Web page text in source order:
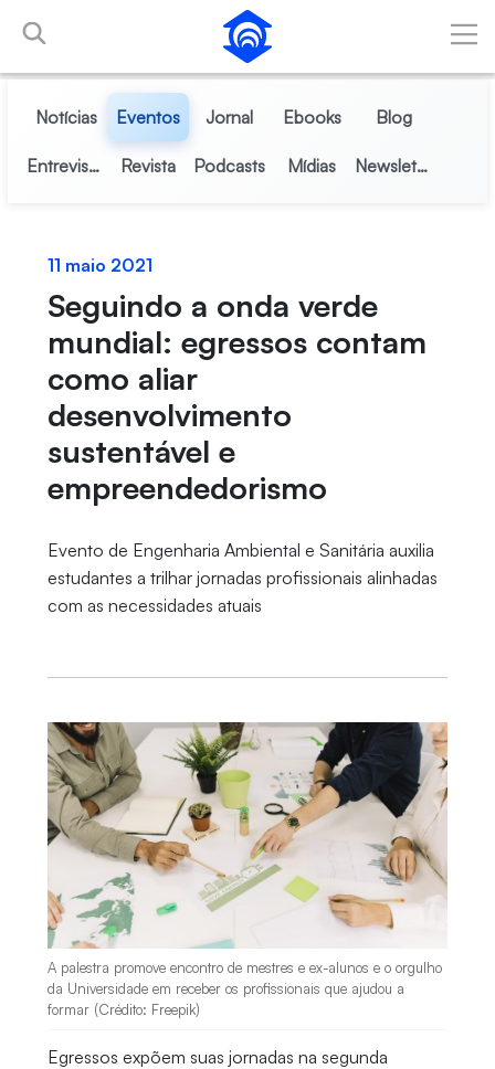
Pular para o Conteúdo principal
Notícias Eventos Jornal Ebooks Blog
Entrevistas Revista Podcasts Mídias Newsletter
11 maio 2021
Seguindo a onda verde
mundial: egressos contam
como aliar
desenvolvimento
sustentável e
empreendedorismo
Evento de Engenharia Ambiental e Sanitária auxilia
estudantes a trilhar jornadas profissionais alinhadas
com as necessidades atuais
A palestra promove encontro de mestres e ex-alunos e o orgulho
da Universidade em receber os profissionais que ajudou a
formar (Crédito: Freepik)
Egressos expõem suas jornadas na segunda